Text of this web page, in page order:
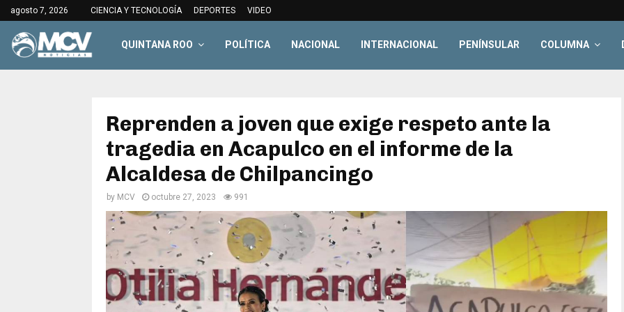
agosto 7, 2026 CIENCIA Y TECNOLOGÍA DEPORTES VIDEO
QUINTANA ROO POLÍTICA NACIONAL INTERNACIONAL PENÍNSULAR COLUMNA
Reprenden a joven que exige respeto ante la
tragedia en Acapulco en el informe de la
Alcaldesa de Chilpancingo
by MCV octubre 27, 2023 991